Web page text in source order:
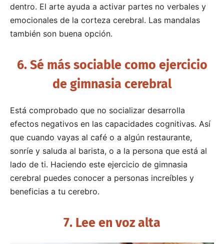
dentro. El arte ayuda a activar partes no verbales y
emocionales de la corteza cerebral. Las mandalas
también son buena opción.
6. Sé más sociable como ejercicio
de gimnasia cerebral
Está comprobado que no socializar desarrolla
efectos negativos en las capacidades cognitivas. Así
que cuando vayas al café o a algún restaurante,
sonríe y saluda al barista, o a la persona que está al
lado de ti. Haciendo este ejercicio de gimnasia
cerebral puedes conocer a personas increíbles y
beneficias a tu cerebro.
7. Lee en voz alta